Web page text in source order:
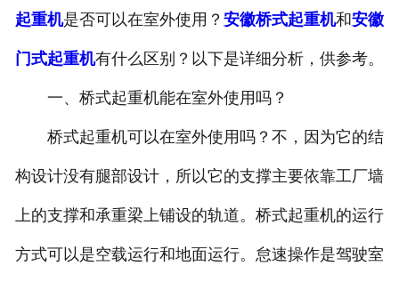
资质荣誉
工程案例
联系我们
起重机是否可以在室外使用？ 安徽桥式起重机和安徽
门式起重机有什么区别？以下是详细分析，供参考。
一、桥式起重机能在室外使用吗？
桥式起重机可以在室外使用吗？不，因为它的结
构设计没有腿部设计，所以它的支撑主要依靠工厂墙
上的支撑和承重梁上铺设的轨道。桥式起重机的运行
方式可以是空载运行和地面运行。怠速操作是驾驶室